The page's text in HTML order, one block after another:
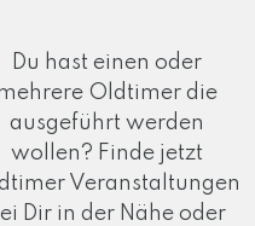
Du hast einen oder
Oldtimer die
ausgeführt werden
wollen? Finde jetzt
Veranstaltungen
Dir in der Nähe oder